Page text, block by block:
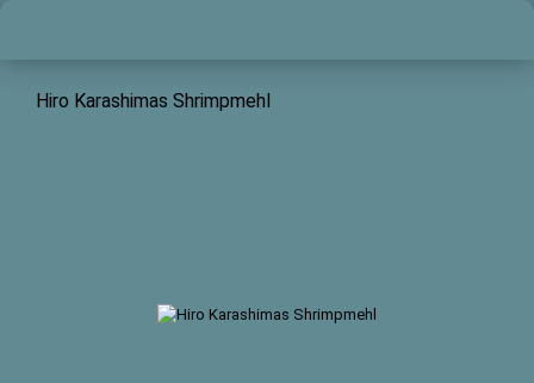
Hiro Karashimas Shrimpmehl